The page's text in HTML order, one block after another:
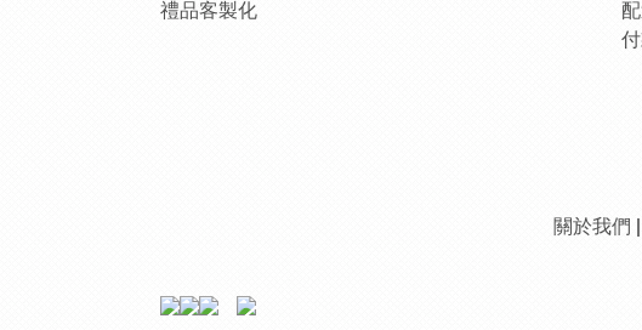
禮品客製化
關於我們